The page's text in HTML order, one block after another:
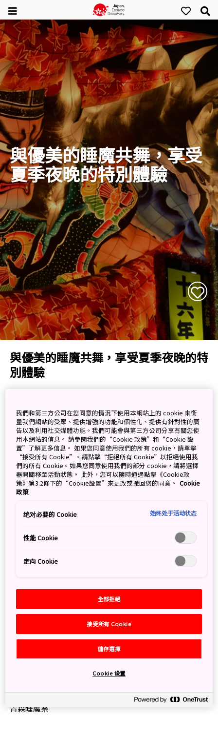
與優美的睡魔共舞，享受
夏季夜晚的特別體驗
與優美的睡魔共舞，享受夏季夜晚的特
別體驗
典，在8月2日至8月7日之間舉辦，每年吸引約300萬遊
客前來。
祭典的主角是一種模仿武士製成的人偶型巨大花車燈
籠，人們稱之為「睡魔像」。內側使用燈泡點亮，色彩
艷麗的睡魔像一個接一個地出現在夜晚的街道上，由人
力抬著前進遊行，除了能體驗日本祭典文化外，同時還
能欣賞藝術作品這一點也極具魅力。
睡魔像、音樂、舞蹈三要素融為一體的
讓人熱血沸騰的祭典
青森睡魔祭
我們和第三方公司在您同意的情況下使用本網站上的 cookie 來衡
量我們網站的受眾、提供增強的功能和個性化、提供有針對性的廣
告以及利用社交媒體功能。我們可能會與第三方公司分享有關您使
用本網站的信息。 請參閱我們的“Cookie 政策”和“Cookie 設
置”了解更多信息。 如果您同意使用我們的所有 cookie，請單擊
“接受所有 Cookie”。請點擊“拒絕所有 Cookie”以拒絕使用我
們的所有 Cookie。如果您同意使用我們的部分 cookie，請將選擇
器開關移至活動狀態。 此外，您可以隨時通過點擊《Cookie政
策》第3.2條下的“Cookie設置”來更改或撤回您的同意。 Cookie
政策
绝对必要的 Cookie 始终处于活动状态
性能 Cookie
定向 Cookie
全部拒絕
接受所有 Cookie
儲存選擇
Cookie 设置